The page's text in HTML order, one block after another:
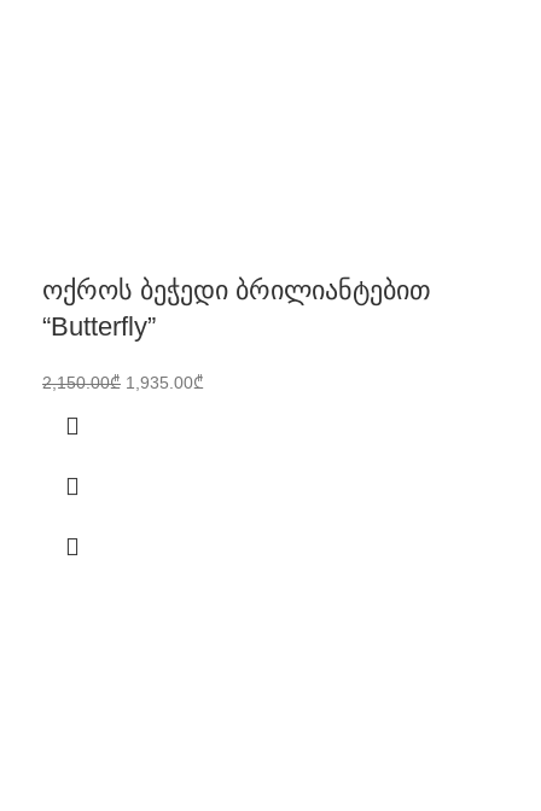
ოქროს ბეჭედი ბრილიანტებით
“Butterfly”
2,150.00₾ 1,935.00₾